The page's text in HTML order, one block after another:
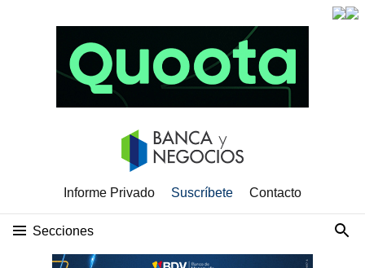
Informe Privado Suscríbete Contacto
Secciones